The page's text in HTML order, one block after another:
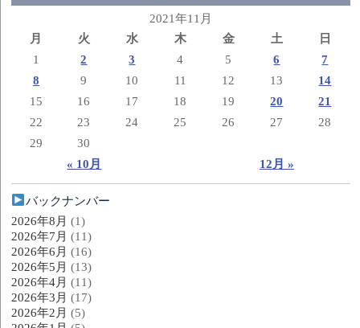
2021年11月
月
火 水 木 金 土 日
« 10月 12月 »
1 2 3 4 5 6
7
8
9 10 11 12 13
14
15
16 17 18 19 20
21
22
23 24 25 26 27
28
29
30
バックナンバー
2026年8月 (1)
2026年7月 (11)
2026年6月 (16)
2026年5月 (13)
2026年4月 (11)
2026年3月 (17)
2026年2月 (5)